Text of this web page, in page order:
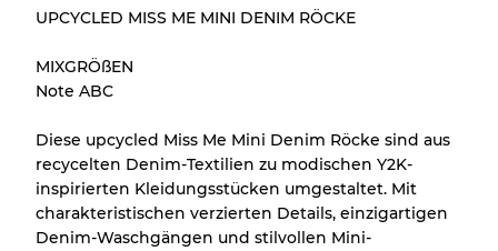
Unser 3-Stufen-System
Note AFast neu, leichte Abnutzung
Note BLeicht gebraucht
UPCYCLED MISS ME MINI DENIM RÖCKE
MIXGRÖßEN
Note ABC
Diese upcycled Miss Me Mini Denim Röcke sind aus
recycelten Denim-Textilien zu modischen Y2K-
inspirierten Kleidungsstücken umgestaltet. Mit
charakteristischen verzierten Details, einzigartigen
Denim-Waschgängen und stilvollen Mini-